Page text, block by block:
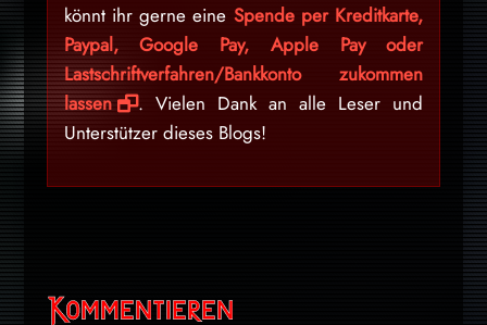
könnt ihr gerne eine Spende per Kreditkarte,
Paypal, Google Pay, Apple Pay oder
Lastschriftverfahren/Bankkonto zukommen
lassen
. Vielen Dank an alle Leser und
Unterstützer dieses Blogs!
Kommentieren